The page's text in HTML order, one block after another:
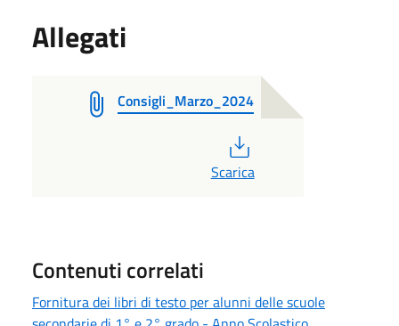
Allegati
Consigli_Marzo_2024
Scarica
Contenuti correlati
Fornitura dei libri di testo per alunni delle scuole